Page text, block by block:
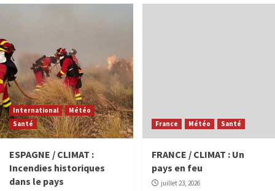
International
Météo
Santé
ESPAGNE / CLIMAT :
Incendies historiques
dans le pays
France Météo Santé
FRANCE / CLIMAT : Un
pays en feu
juillet 23, 2026